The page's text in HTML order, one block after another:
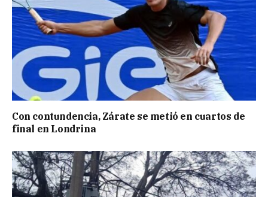
Con contundencia, Zárate se metió en cuartos de
final en Londrina